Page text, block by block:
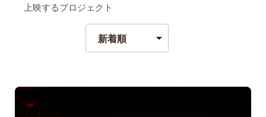
上映するプロジェクト